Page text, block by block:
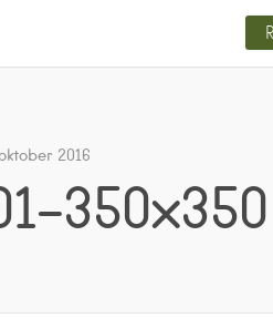
2016
350×350